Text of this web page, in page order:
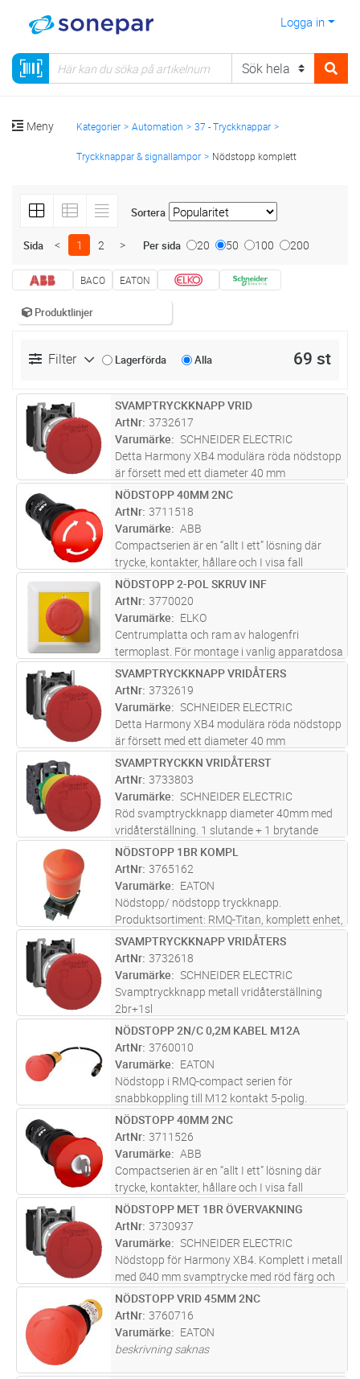
Logga in
Meny Kategorier Automation 37 - Tryckknappar
Tryckknappar & signallampor Nödstopp komplett
Sortera
Sida < 1 2 > Per sida 20 50 100 200
BACO EATON
Produktlinjer
Filter Lagerförda Alla 69 st
ST Lägg i kundvagn
SVAMPTRYCKKNAPP VRID
ArtNr 3732617
Varumärke
SCHNEIDER ELECTRIC
Detta Harmony XB4 modulära röda nödstopp
är försett med ett diameter 40 mm
svamptrycke som har vridåterställning, två
brytande kontakter. Det har en frontring i
metall. Det installeras enkelt i kasli
ST Lägg i kundvagn
NÖDSTOPP 40MM 2NC
ArtNr 3711518
Varumärke
ABB
Compactserien är en “allt I ett” lösning där
trycke, kontakter, hållare och I visa fall
ljuskälla är inkluderade I en enhet.
Compactserein finns i en mängd olika
produkttyper såsom: tryckknappar, si
mer
ST Lägg i kundvagn
NÖDSTOPP 2-POL SKRUV INF
ArtNr 3770020
Varumärke
ELKO
Centrumplatta och ram av halogenfri
termoplast. För montage i vanlig apparatdosa
med 60mm fästskruvavstånd eller för
utanpåliggande montage i förhöjningsram.
För kapslingsklass IP44(infälld) komplet
mer
ST Lägg i kundvagn
SVAMPTRYCKKNAPP VRIDÅTERS
ArtNr 3732619
Varumärke
SCHNEIDER ELECTRIC
Detta Harmony XB4 modulära röda nödstopp
är försett med ett diameter 40 mm
svamptrycke som har vridåterställning, en
slutande kontakt och en brytande kontakt.
Det har en frontring i metall. Det insta
mer
ST Lägg i kundvagn
SVAMPTRYCKKN VRIDÅTERST
ArtNr 3733803
Varumärke
SCHNEIDER ELECTRIC
Röd svamptryckknapp diameter 40mm med
vridåterställning. 1 slutande + 1 brytande
kontakt.
ST Lägg i kundvagn
NÖDSTOPP 1BR KOMPL
ArtNr 3765162
Varumärke
EATON
Nödstopp/ nödstopp tryckknapp.
Produktsortiment: RMQ-Titan, komplett enhet,
design: svampformad, diameter: 38mm,
belysning: ej upplyst, drag-för-frigöring
funktion, anslutningtyp: skruvanslutning,
be...läs mer
ST Lägg i kundvagn
SVAMPTRYCKKNAPP VRIDÅTERS
ArtNr 3732618
Varumärke
SCHNEIDER ELECTRIC
Svamptryckknapp metall vridåterställning
2br+1sl
ST Lägg i kundvagn
NÖDSTOPP 2N/C 0,2M KABEL M12A
ArtNr 3760010
Varumärke
EATON
Nödstopp i RMQ-compact serien för
snabbkoppling till M12 kontakt 5-polig.
Vridåterställning. IP66, IP67, IP69K (fram),
IP65 (på baksidan)
ST Lägg i kundvagn
NÖDSTOPP 40MM 2NC
ArtNr 3711526
Varumärke
ABB
Compactserien är en “allt I ett” lösning där
trycke, kontakter, hållare och I visa fall
ljuskälla är inkluderade I en enhet.
Compactserein finns i en mängd olika
produkttyper såsom: tryckknappar, si
mer
ST Lägg i kundvagn
NÖDSTOPP MET 1BR ÖVERVAKNING
ArtNr 3730937
Varumärke
SCHNEIDER ELECTRIC
Nödstopp för Harmony XB4. Komplett i metall
med Ø40 mm svamptrycke med röd färg och
tryck/vrid funktion. 1xNC+1xNC kontakter
med övervakning.
ST Lägg i kundvagn
NÖDSTOPP VRID 45MM 2NC
ArtNr 3760716
Varumärke
EATON
beskrivning saknas